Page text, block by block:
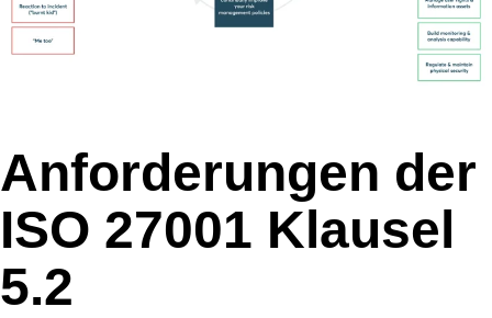
Anforderungen der
ISO 27001 Klausel
5.2